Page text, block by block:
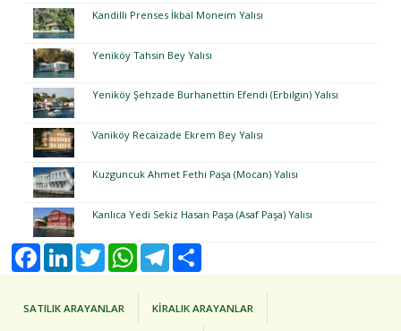
Kandilli Prenses İkbal Moneim Yalısı
Yeniköy Tahsin Bey Yalısı
Yeniköy Şehzade Burhanettin Efendi (Erbilgin) Yalısı
Vaniköy Recaizade Ekrem Bey Yalısı
Kuzguncuk Ahmet Fethi Paşa (Mocan) Yalısı
Kanlıca Yedi Sekiz Hasan Paşa (Asaf Paşa) Yalısı
SATILIK ARAYANLAR KİRALIK ARAYANLAR
FacebookLinkedInTwitter WhatsAppTelegram